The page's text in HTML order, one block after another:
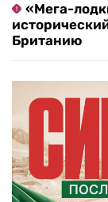
«Мега-
Британию